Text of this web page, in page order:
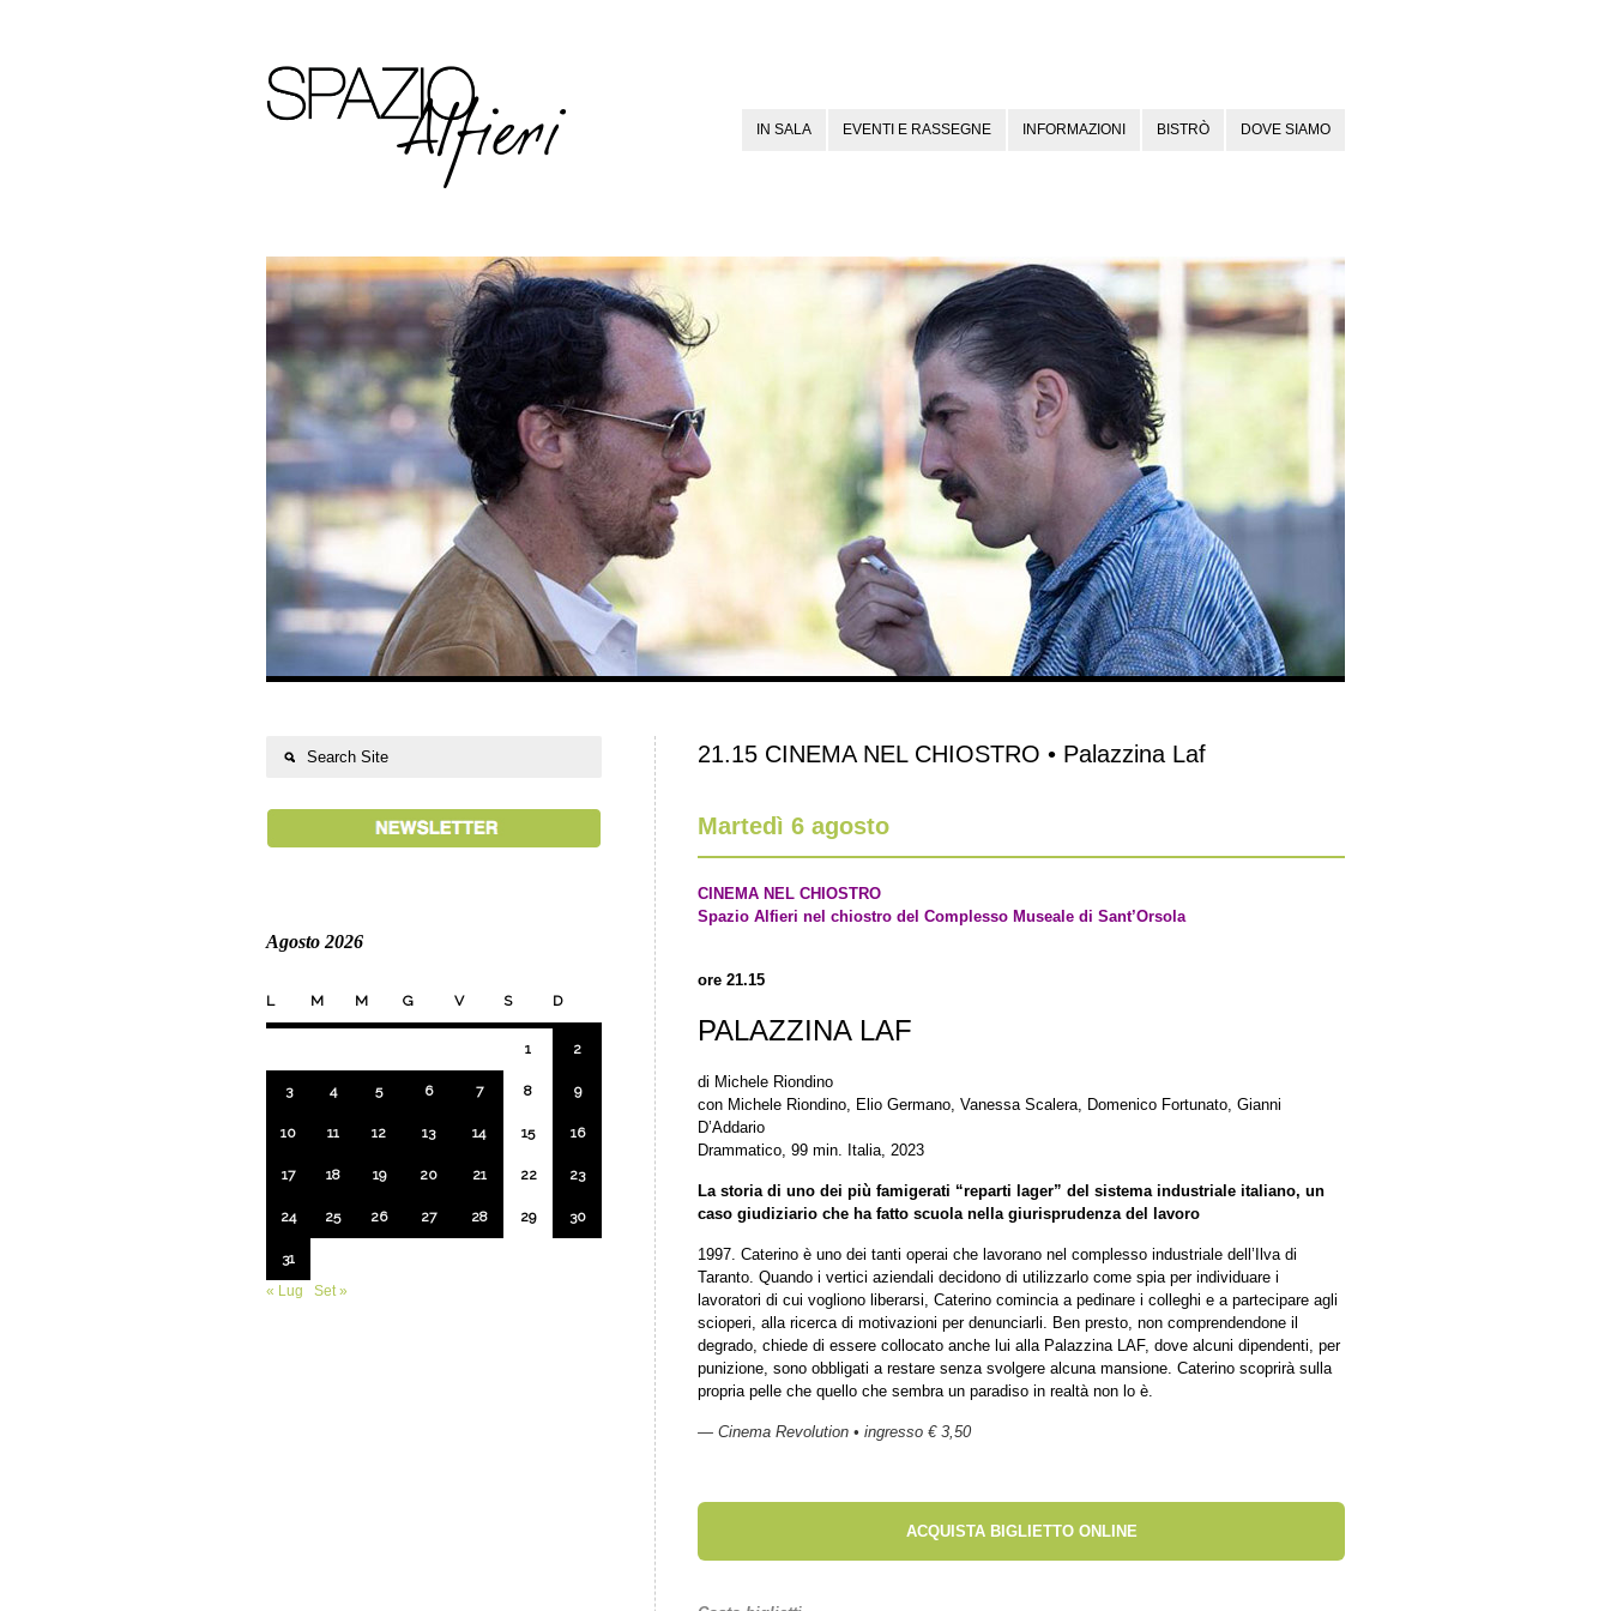
IN SALA EVENTI E RASSEGNE INFORMAZIONI BISTRÒ DOVE SIAMO
21.15 CINEMA NEL CHIOSTRO • Palazzina Laf
Martedì 6 agosto
CINEMA NEL CHIOSTRO
Spazio Alfieri nel chiostro del Complesso Museale di Sant’Orsola
ore 21.15
PALAZZINA LAF
di Michele Riondino
con Michele Riondino, Elio Germano, Vanessa Scalera, Domenico Fortunato, Gianni
D’Addario
Drammatico, 99 min. Italia, 2023
La storia di uno dei più famigerati “reparti lager” del sistema industriale italiano, un
caso giudiziario che ha fatto scuola nella giurisprudenza del lavoro
1997. Caterino è uno dei tanti operai che lavorano nel complesso industriale dell’Ilva di
Taranto. Quando i vertici aziendali decidono di utilizzarlo come spia per individuare i
lavoratori di cui vogliono liberarsi, Caterino comincia a pedinare i colleghi e a partecipare agli
scioperi, alla ricerca di motivazioni per denunciarli. Ben presto, non comprendendone il
degrado, chiede di essere collocato anche lui alla Palazzina LAF, dove alcuni dipendenti, per
punizione, sono obbligati a restare senza svolgere alcuna mansione. Caterino scoprirà sulla
propria pelle che quello che sembra un paradiso in realtà non lo è.
— Cinema Revolution • ingresso € 3,50
ACQUISTA BIGLIETTO ONLINE
Agosto 2026
L M M G V S D
1 2
3 4 5 6 7 8 9
10 11 12 13 14 15 16
17 18 19 20 21 22 23
24 25 26 27 28 29 30
31
« Lug
Set »